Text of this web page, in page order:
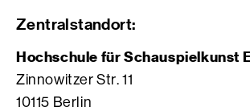
Zentralstandort:
Hochschule für Schauspielkunst
Zinnowitzer Str. 11
10115 Berlin